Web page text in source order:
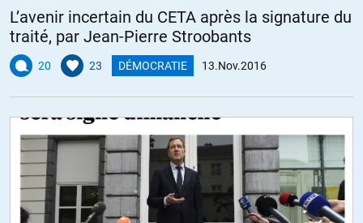
L’avenir incertain du CETA après la signature du
traité, par Jean-Pierre Stroobants
20 23 DÉMOCRATIE 13.Nov.2016